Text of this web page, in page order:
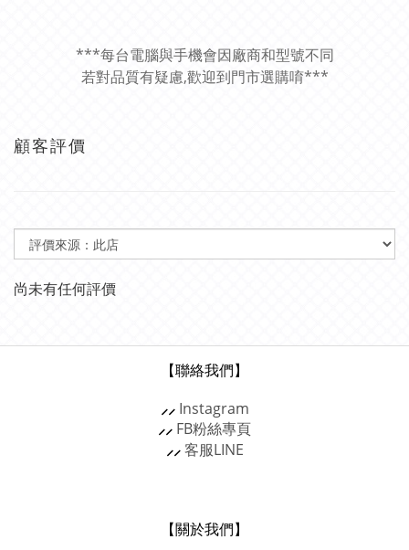
***每台電腦與手機會因廠商和型號不同
若對品質有疑慮,歡迎到門市選購唷***
顧客評價
尚未有任何評價
【聯絡我們】
⸝⸝ Instagram
⸝⸝ FB粉絲專頁
⸝⸝客服LINE
【關於我們】